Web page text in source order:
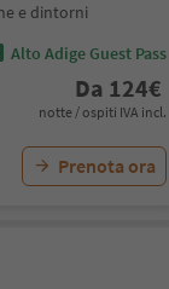
e dintorni
Alto Adige Guest Pass
Da 124€
notte / ospiti IVA incl.
Prenota ora